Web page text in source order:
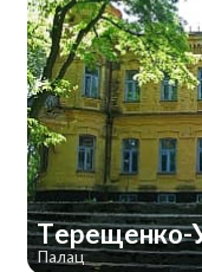
Терещенко-
Палац